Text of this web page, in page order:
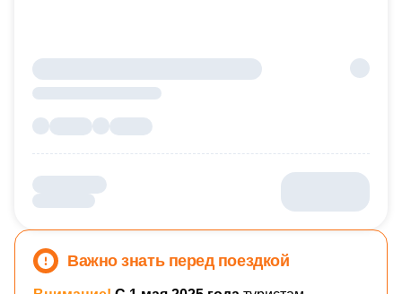
Важно знать перед поездкой